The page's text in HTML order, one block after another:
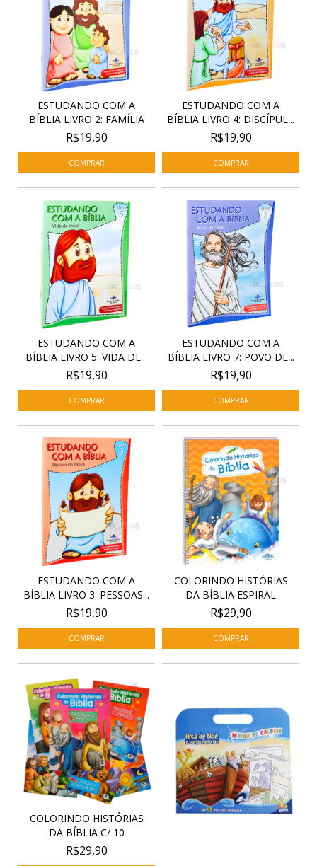
ESTUDANDO COM A
BÍBLIA LIVRO 2: FAMÍLIA
R$19,90
ESTUDANDO COM A
BÍBLIA LIVRO 4: DISCÍPUL...
R$19,90
ESTUDANDO COM A
BÍBLIA LIVRO 5: VIDA DE...
R$19,90
ESTUDANDO COM A
BÍBLIA LIVRO 7: POVO DE...
R$19,90
ESTUDANDO COM A
BÍBLIA LIVRO 3: PESSOAS...
R$19,90
COLORINDO HISTÓRIAS
DA BÍBLIA ESPIRAL
R$29,90
COLORINDO HISTÓRIAS
DA BÍBLIA C/ 10
R$29,90